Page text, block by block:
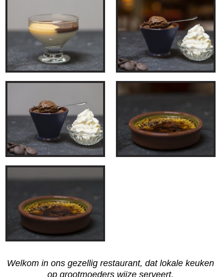
Welkom in ons gezellig restaurant, dat lokale keuken
op grootmoeders wijze serveert.